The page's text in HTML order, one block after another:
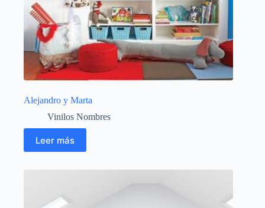
Alejandro y Marta
Vinilos Nombres
Leer más